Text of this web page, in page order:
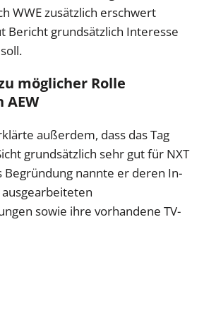
WWE zusätzlich erschwert
Bericht grundsätzlich Interesse
möglicher Rolle
außerdem, dass das Tag
grundsätzlich sehr gut für NXT
Begründung nannte er deren In-
sowie ihre vorhandene TV-